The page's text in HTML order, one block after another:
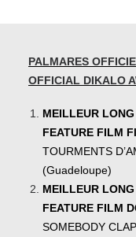
PALMARES
OFFICIAL DIKALO
MEILLEUR
FEATURE FILM
TOURMENTS
(Guadeloupe)
MEILLEUR
FEATURE FILM
SOMEBODY